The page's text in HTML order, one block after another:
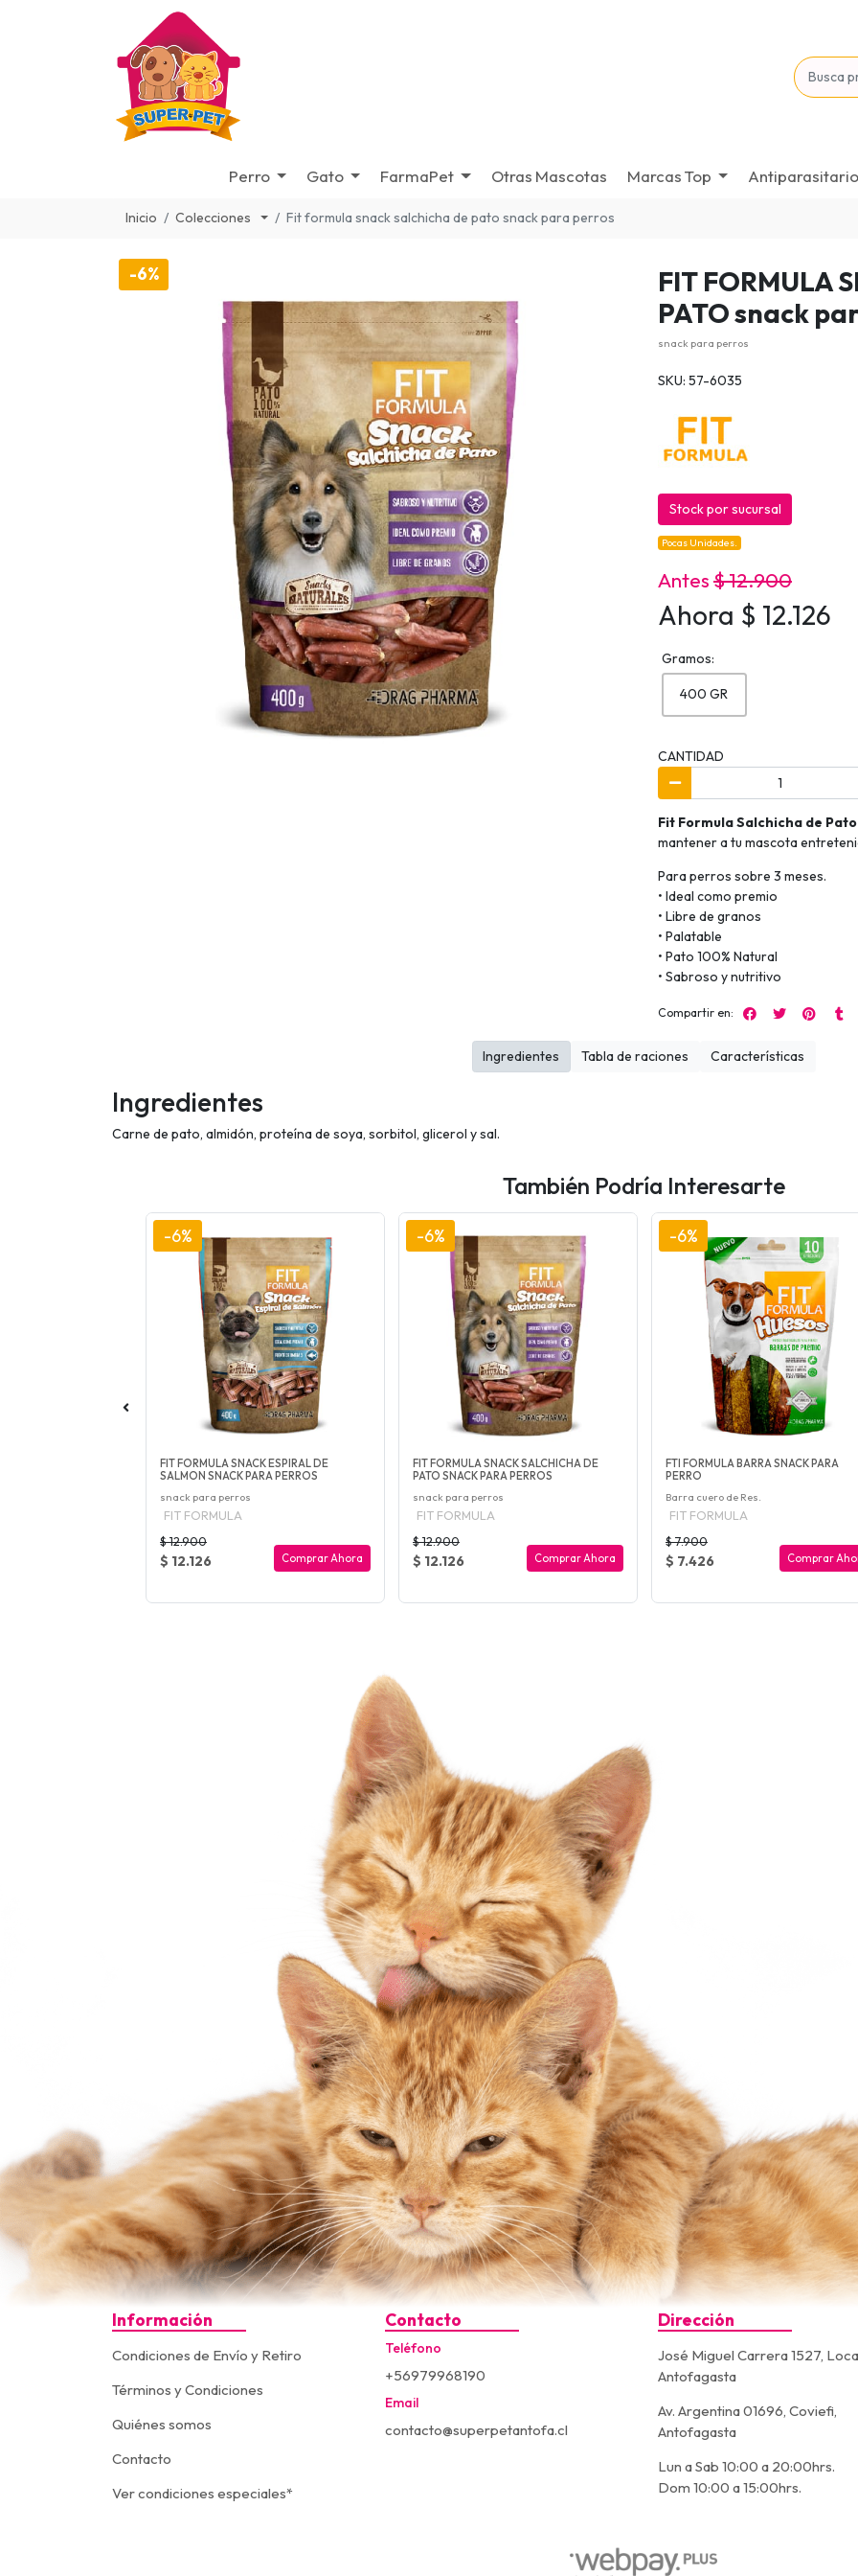
Perro Gato FarmaPet Otras Mascotas Marcas Top
Inicio Colecciones Fit formula snack salchicha de pato snack para perros
-6%
FIT FORMULA
PATO snack
snack para perros
SKU: 57-6035
Stock por sucursal
Pocas Unidades.
Antes$ 12.900
Ahora $ 12.126
Gramos:
400 GR
CANTIDAD
Fit Formula Salchicha de Pato
mantener a tu mascota
Para perros sobre 3 meses.
• Ideal como premio
• Libre de granos
• Palatable
• Pato 100% Natural
• Sabroso y nutritivo
Compartir en:
Ingredientes
Carne de pato, almidón, proteína de soya, sorbitol, glicerol y sal.
Ingredientes Tabla de raciones Características
También Podría Interesarte
-6%
FIT FORMULA SNACK ESPIRAL DE
SALMON SNACK PARA PERROS
snack para perros
FIT FORMULA
$ 12.900
$ 12.126 Comprar Ahora
-6%
FIT FORMULA SNACK SALCHICHA DE
PATO SNACK PARA PERROS
snack para perros
FIT FORMULA
$ 12.900
$ 12.126 Comprar Ahora
-6%
FTI FORMULA BARRA SNACK PARA
PERRO
Barra cuero de Res.
FIT FORMULA
$ 7.900
$ 7.426 Comprar
Información
Condiciones de Envío y Retiro
Términos y Condiciones
Quiénes somos
Contacto
Ver condiciones especiales*
Contacto
Teléfono
+56979968190
Email
contacto@superpetantofa.cl
Dirección
José Miguel Carrera 1527,
Antofagasta
Av. Argentina 01696, Coviefi,
Antofagasta
Lun a Sab 10:00 a 20:00hrs.
Dom 10:00 a 15:00hrs.